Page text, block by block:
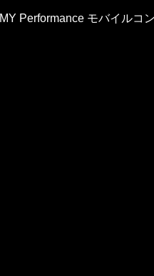
MY Performance モバイルコ